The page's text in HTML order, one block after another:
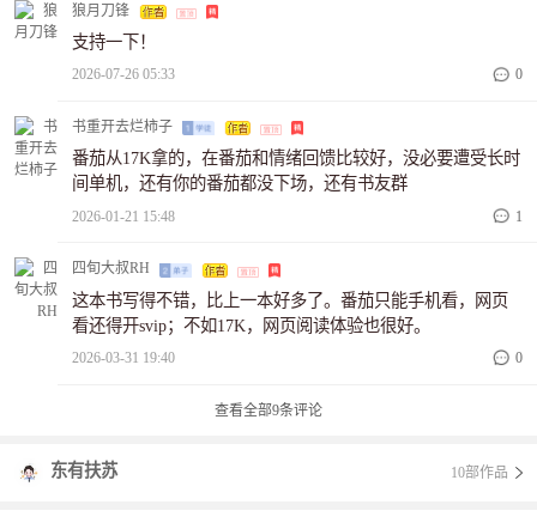
狼月刀锋
支持一下！
2026-07-26 05:33 0
书重开去烂柿子
番茄从17K拿的，在番茄和情绪回馈比较好，没必要遭受长时
间单机，还有你的番茄都没下场，还有书友群
2026-01-21 15:48 1
四旬大叔RH
这本书写得不错，比上一本好多了。番茄只能手机看，网页
看还得开svip；不如17K，网页阅读体验也很好。
2026-03-31 19:40 0
查看全部9条评论
东有扶苏 10部作品